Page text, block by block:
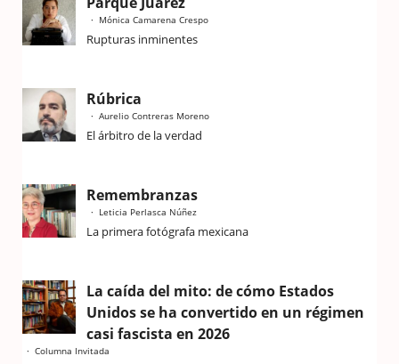
Mónica Camarena Crespo
Rupturas inminentes
Rúbrica
Aurelio Contreras Moreno
El árbitro de la verdad
Remembranzas
Leticia Perlasca Núñez
La primera fotógrafa mexicana
La caída del mito: de cómo Estados
Unidos se ha convertido en un régimen
casi fascista en 2026
Columna Invitada